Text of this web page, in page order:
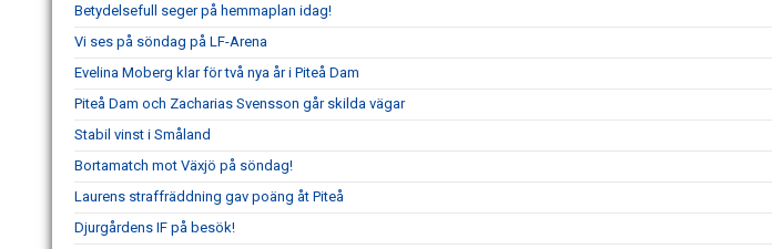
Betydelsefull seger på hemmaplan idag!
Vi ses på söndag på LF-Arena
Evelina Moberg klar för två nya år i Piteå Dam
Piteå Dam och Zacharias Svensson går skilda vägar
Stabil vinst i Småland
Bortamatch mot Växjö på söndag!
Laurens straffräddning gav poäng åt Piteå
Djurgårdens IF på besök!